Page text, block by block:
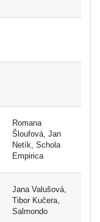
Romana
Šloufová, Jan
Netík, Schola
Empirica
Jana Valušová,
Tibor Kučera,
Salmondo